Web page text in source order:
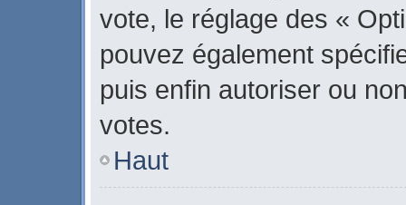
vote, le réglage des «
pouvez également
puis enfin autoriser ou
votes.
Haut